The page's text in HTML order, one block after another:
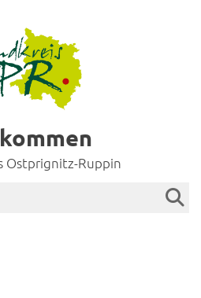
Ostprignitz-Ruppin